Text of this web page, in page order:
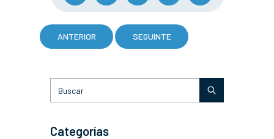
ANTERIOR SEGUINTE
Categorías